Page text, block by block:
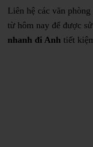
Liên hệ các văn
từ hôm nay để được
nhanh đi Anh tiết